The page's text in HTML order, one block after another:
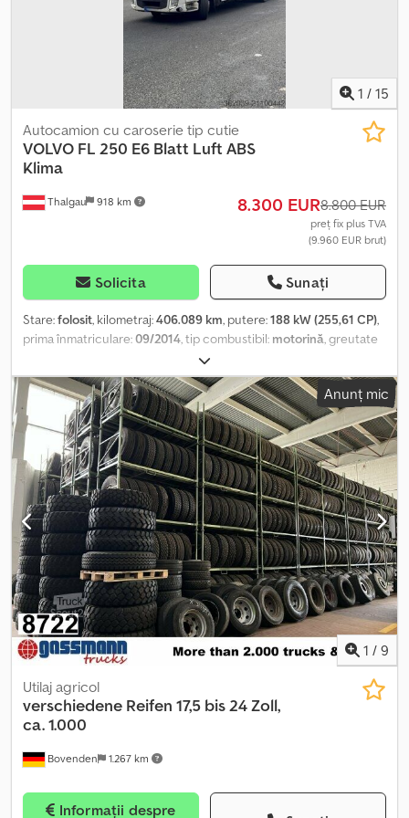
1 / 15
Thalgau 918 km
Autocamion cu caroserie tip cutie
VOLVO FL 250 E6 Blatt Luft ABS
Klima
8.300 EUR8.800 EUR
preț fix plus TVA
(9.960 EUR brut)
Solicita Sunați
Stare:folosit, kilometraj:406.089 km, putere:188 kW (255,61 CP),
prima înmatriculare:09/2014, tip combustibil: motorină, greutate
, configurație ax:2 axe
(TÜV):09/2024, culoare:alb, tip de angrenaj:automat, clasă de
emisii:Euro 6, lungimea spațiului de încărcare:7.400 mm, lățimea
spațiului de încărcare:2.480 mm, înălțime spațiu de încărcare:
2.450 mm, An de fabricație:2014, Dotări:ABS, aer condiționat,
hayon hidraulic, încălzitor staționar, * Rampă de încărcare *
Suspensie pneumatică Reglare viteză: Cruise control Climatizare:
Aer condiționat Sistem hidraulic: Fără Siguranță: ABS Crsdsyd S R
Iopfx Ahcof MOTOR PORNIT
Anunț mic
1 / 9
Bovenden 1.267 km
Utilaj agricol
verschiedene Reifen 17,5 bis 24 Zoll,
ca. 1.000